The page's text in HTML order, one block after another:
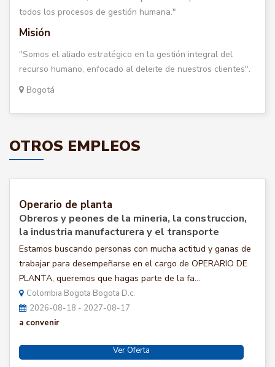
todos los procesos de gestión humana."
Misión
"Somos el aliado estratégico en la gestión integral del
recurso humano, enfocado al deleite de nuestros clientes".
Bogotá
OTROS EMPLEOS
Operario de planta
Obreros y peones de la mineria, la construccion,
la industria manufacturera y el transporte
Estamos buscando personas con mucha actitud y ganas de
trabajar para desempeñarse en el cargo de OPERARIO DE
PLANTA, queremos que hagas parte de la fa...
Colombia Bogota Bogota D.c.
2026-08-18 - 2027-08-17
a convenir
Ver Oferta